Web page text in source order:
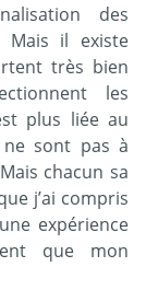
des
Mais il existe
très bien
les
plus liée au
ne sont pas à
chacun sa
j’ai compris
expérience
que mon